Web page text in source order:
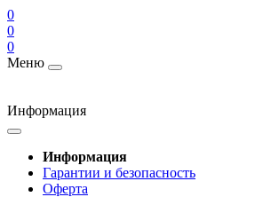
0
0
0
Меню
Информация
Информация
Гарантии и безопасность
Оферта